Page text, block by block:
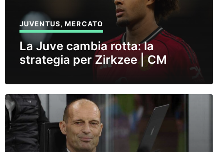
JUVENTUS,MERCATO
La Juve cambia rotta: la
strategia per Zirkzee | CM